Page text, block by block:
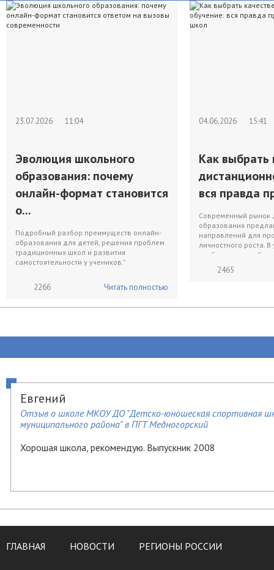
23.07.2026 11:04
Эволюция школьного
образования: почему
онлайн-формат становится
о...
Подробный разбор преимуществ онлайн-
образования для детей, решения проблем
традиционных школ и развития
самостоятельности у учеников."
2266 Читать полностью
04.06.2026 15:41
Как выбрать
вся правда
Современный рынок
образования
направлений для
личностного роста. В
изобилия перед
2465
Евгений
Отзыв о школе МКОУ ДО "Детско-юношеская спортивная
муниципального района" в ПГТ Медногорский
Хорошая школа, рекомендую. Выпускник 2008
ГЛАВНАЯ НОВОСТИ РЕГИОНЫ РОССИИ